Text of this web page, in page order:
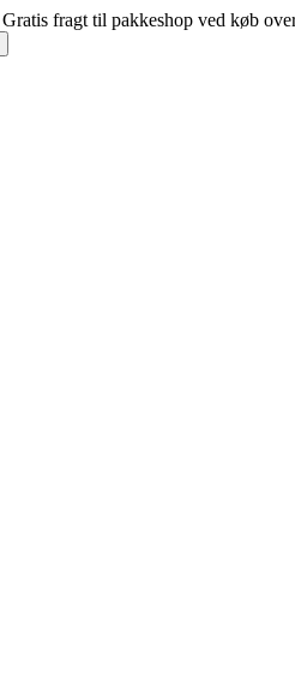
Gratis fragt til pakkeshop ved køb